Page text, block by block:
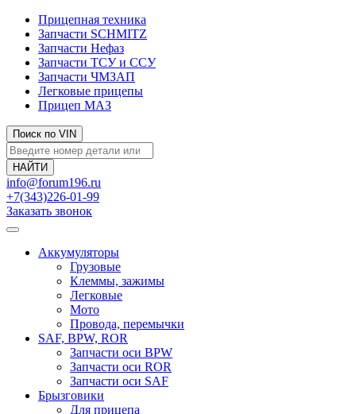
Прицепная техника
Запчасти SCHMITZ
Запчасти Нефаз
Запчасти ТСУ и ССУ
Запчасти ЧМЗАП
Легковые прицепы
Прицеп МАЗ
Поиск по VIN
info@forum196.ru
+7(343)226-01-99
Заказать звонок
Аккумуляторы
Грузовые
Клеммы, зажимы
Легковые
Мото
Провода, перемычки
SAF, BPW, ROR
Запчасти оси BPW
Запчасти оси ROR
Запчасти оси SAF
Брызговики
Для прицепа